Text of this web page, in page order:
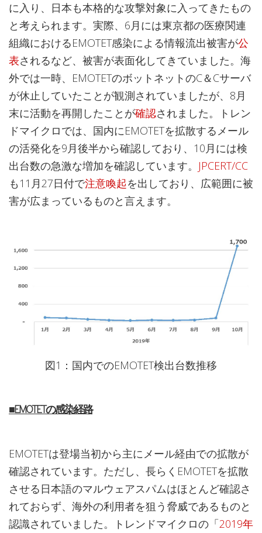
に入り、日本も本格的な攻撃対象に入ってきたもの
と考えられます。実際、6月には東京都の医療関連
組織におけるEMOTET感染による情報流出被害が公
表されるなど、被害が表面化してきていました。海
外では一時、EMOTETのボットネットのC＆Cサーバ
が休止していたことが観測されていましたが、8月
末に活動を再開したことが確認されました。トレン
ドマイクロでは、国内にEMOTETを拡散するメール
の活発化を9月後半から確認しており、10月には検
出台数の急激な増加を確認しています。 JPCERT/CC
も11月27日付で注意喚起を出しており、広範囲に被
害が広まっているものと言えます。
図1：国内でのEMOTET検出台数推移
■EMOTETの感染経路
EMOTETは登場当初から主にメール経由での拡散が
確認されています。ただし、長らくEMOTETを拡散
させる日本語のマルウェアスパムはほとんど確認さ
れておらず、海外の利用者を狙う脅威であるものと
認識されていました。トレンドマイクロの「2019年